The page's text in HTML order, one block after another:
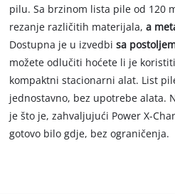
pilu. Sa brzinom lista pile od 120
rezanje različitih materijala,a
Dostupna je u izvedbisa
možete odlučiti hoćete li je
kompaktni stacionarni alat. List
jednostavno, bez upotrebe alata.
je što je, zahvaljujući Power X-
gotovo bilo gdje, bez ograničenja.